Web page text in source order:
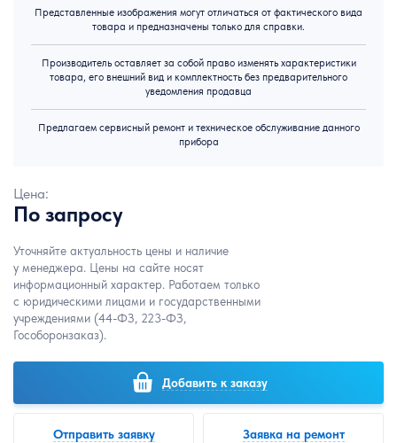
Представленные изображения могут отличаться от фактического вида
товара и предназначены только для справки.
Производитель оставляет за собой право изменять характеристики
товара, его внешний вид и комплектность без предварительного
уведомления продавца
Предлагаем сервисный ремонт и техническое обслуживание данного
прибора
Цена:
По запросу
Уточняйте актуальность цены и наличие
у менеджера. Цены на сайте носят
информационный характер. Работаем только
с юридическими лицами и государственными
учреждениями (44-ФЗ, 223-ФЗ,
Гособоронзаказ).
Добавить к заказу
Отправить заявку Заявка на ремонт